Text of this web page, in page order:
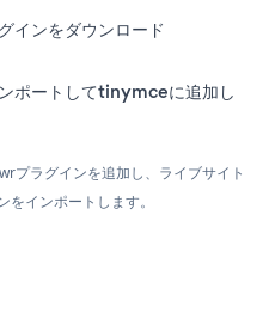
ンをダウンロード
ートしてtinymceに追加し
プラグインを追加し、ライブサイト
インポートします。